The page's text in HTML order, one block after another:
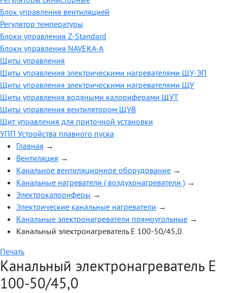
Блок управления вентиляцией
Регулятор температуры
Блоки управления Z-Standard
Блоки управления NAVEKA-A
Щиты управления
Щиты управления электрическими нагревателями ЩУ-ЭП
Щиты управления электрическими нагревателями ЩУ
Щиты управления водяными калориферами ЩУТ
Щиты управления вентилятором ЩУВ
Щит управления для приточной установки
УПП Устройства плавного пуска
Главная →
Вентиляция →
Канальное вентиляционное оборудование →
Канальные нагреватели ( воздухонагреватели ) →
Электрокалориферы →
Электрические канальные нагреватели →
Канальные электронагреватели прямоугольные →
Канальный электронагреватель E 100-50/45,0
Печать
Канальный электронагреватель E
100-50/45,0